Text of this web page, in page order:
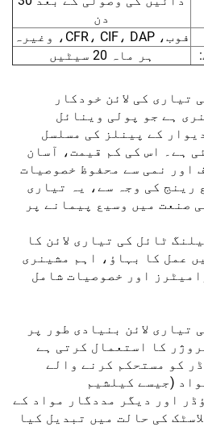
دن
فوب، CFR، CIF، DAP، وغیرہ
ہر ماہ 20 سیٹیں
تیاری کی لائن خودکار
ہے جو پولی وینائل
کے پینلز کی مسلسل
ہے۔ اس کی کم قیمت، آسان
اور نمی سے محفوظ خصوصیات
رینج کی وجہ سے، یہ تیاری
صنعت میں وسیع پیمانے پر
ٹائل کی تیاری لائن کا
عمل کا بہاؤ، اہم مشینری
اور خصوصیات شامل
تیاری لائن بنیادی طور پر
کا استعمال کرتی ہے
کو مستحکم کرنے والے
(جیسے کیلشیم
اور دیگر مددگار مواد کے
کی حالت میں تبدیل کیا